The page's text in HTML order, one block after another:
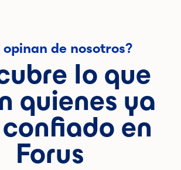
opinan de nosotros?
lo que
quienes ya
en
Forus